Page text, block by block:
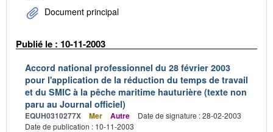
Document principal
Publié le : 10-11-2003
Accord national professionnel du 28 février 2003
pour l'application de la réduction du temps de travail
et du SMIC à la pêche maritime hauturière (texte non
paru au Journal officiel)
EQUH0310277X Mer Autre
Date de signature : 28-02-2003
Date de publication : 10-11-2003